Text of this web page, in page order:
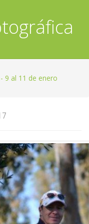
9 al 11 de enero